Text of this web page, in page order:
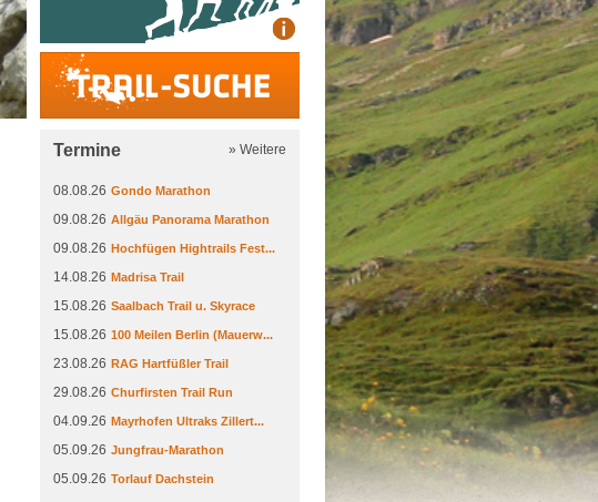
Trail-Suche
Termine » Weitere
08.08.26 Gondo Marathon
09.08.26 Allgäu Panorama Marathon
09.08.26 Hochfügen Hightrails Fest...
14.08.26 Madrisa Trail
15.08.26 Saalbach Trail u. Skyrace
15.08.26 100 Meilen Berlin (Mauerw...
23.08.26 RAG Hartfüßler Trail
29.08.26 Churfirsten Trail Run
04.09.26 Mayrhofen Ultraks Zillert...
05.09.26 Jungfrau-Marathon
05.09.26 Torlauf Dachstein